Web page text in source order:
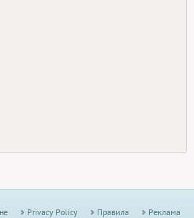
Privacy Policy Правила Реклама